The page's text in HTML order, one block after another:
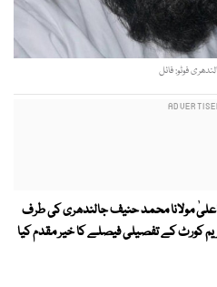
فوٹو: فائل
اعلیٰ مولانا محمد حنیف جالندھری کی طرف
کورٹ کے تفصیلی فیصلے کا خیر مقدم کیا